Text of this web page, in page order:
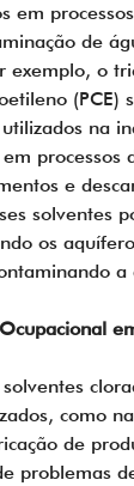
em
de
exemplo, o
(PCE)
na
processos
e
solventes
os
a
como
de
problemas